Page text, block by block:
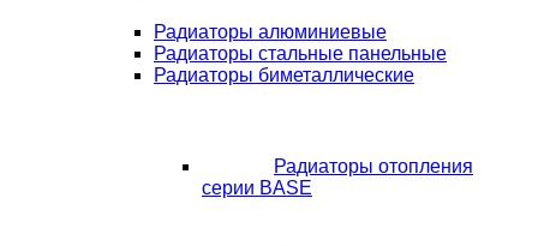
Радиаторы алюминиевые
Радиаторы стальные панельные
Радиаторы биметаллические
Радиаторы отопления
серии BASE